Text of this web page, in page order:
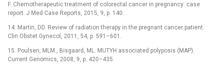
F. Chemotherapeutic treatment of colorectal cancer in pregnancy: case
report. J Med Case Reports, 2015, 9, p. 140.
14. Martin, DD. Review of radiation therapy in the pregnant cancer patient.
Clin Obstet Gynecol, 2011, 54, p. 591–601.
15. Poulsen, MLM., Bisgaard, ML. MUTYH associated polyposis (MAP).
Current Genomics, 2008, 9, p. 420–435.